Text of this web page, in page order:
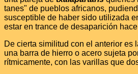
tanes" de pueblos africanos,
susceptible de haber sido utilizada
estar en trance de desaparición
De cierta similitud con el anterior es
una barra de hierro o acero sujeta
rítmicamente, con las varillas que